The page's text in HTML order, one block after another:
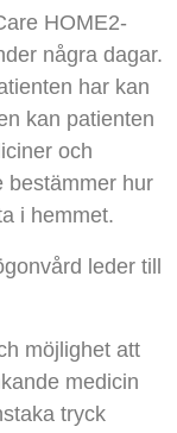
HOME2-
några dagar.
har kan
kan patienten
och
bestämmer hur
i hemmet.
leder till
möjlighet att
medicin
tryck